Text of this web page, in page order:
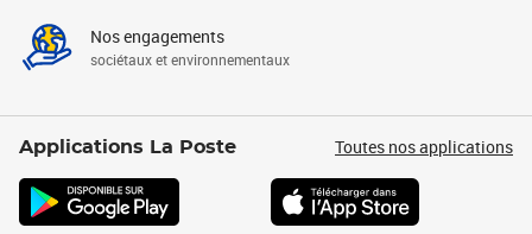
Nos engagements
sociétaux et environnementaux
Applications La Poste Toutes nos applications